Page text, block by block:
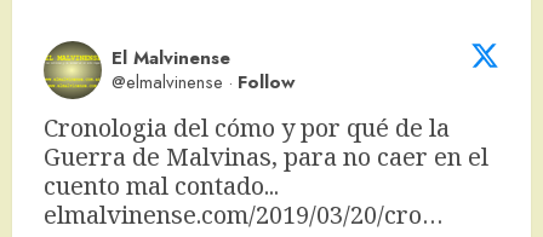
El Malvinense
@elmalvinense · Follow
Cronologia del cómo y por qué de la
Guerra de Malvinas, para no caer en el
elmalvinense.com/2019/03/20/cro…